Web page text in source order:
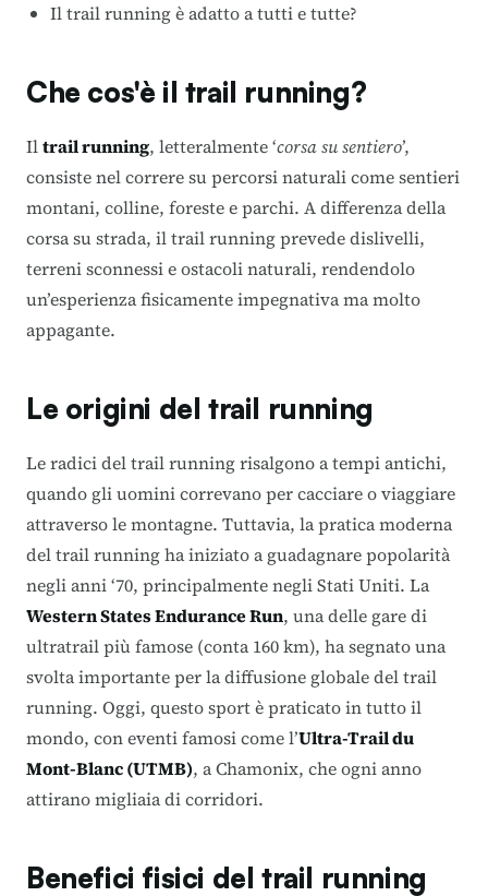
Il trail running è adatto a tutti e tutte?
Che cos'è il trail running?
Iltrail running, letteralmente ‘corsa su sentiero’,
consiste nel correre su percorsi naturali come sentieri
montani, colline, foreste e parchi. A differenza della
corsa su strada, il trail running prevede dislivelli,
terreni sconnessi e ostacoli naturali, rendendolo
un’esperienza fisicamente impegnativa ma molto
appagante.
Le origini del trail running
Le radici del trail running risalgono a tempi antichi,
quando gli uomini correvano per cacciare o viaggiare
attraverso le montagne. Tuttavia, la pratica moderna
del trail running ha iniziato a guadagnare popolarità
negli anni ‘70, principalmente negli Stati Uniti. La
Western States Endurance Run, una delle gare di
ultratrail più famose (conta 160 km), ha segnato una
svolta importante per la diffusione globale del trail
running. Oggi, questo sport è praticato in tutto il
mondo, con eventi famosi come l’Ultra-Trail du
Mont-Blanc (UTMB), a Chamonix, che ogni anno
attirano migliaia di corridori.
Benefici fisici del trail running